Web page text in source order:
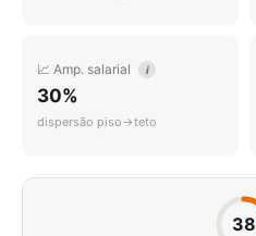
📈 Amp. salarial i
30%
dispersão piso→teto
38